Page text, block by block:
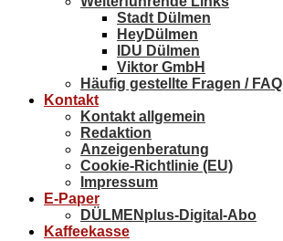
Stadt Dülmen
HeyDülmen
IDU Dülmen
Viktor GmbH
Häufig gestellte Fragen / FAQ
Kontakt
Kontakt allgemein
Redaktion
Anzeigenberatung
Cookie-Richtlinie (EU)
Impressum
E-Paper
DÜLMENplus-Digital-Abo
Kaffeekasse